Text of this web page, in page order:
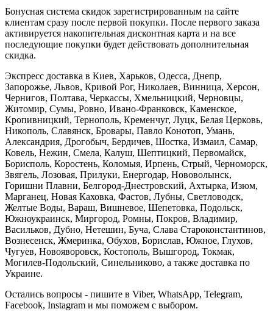
Бонусная система скидок зарегистрированным на сайте
клиентам сразу после первой покупки. После первого заказа
активируется накопительная дисконтная карта и на все
последующие покупки будет действовать дополнительная
скидка.
Экспресс доставка в Киев, Харьков, Одесса, Днепр,
Запорожье, Львов, Кривой Рог, Николаев, Винница, Херсон,
Чернигов, Полтава, Черкассы, Хмельницкий, Черновцы,
Житомир, Сумы, Ровно, Ивано-Франковск, Каменское,
Кропивницкий, Тернополь, Кременчуг, Луцк, Белая Церковь,
Никополь, Славянск, Бровары, Павло Конотоп, Умань,
Александрия, Дрогобыч, Бердичев, Шостка, Измаил, Самар,
Ковель, Нежин, Смела, Калуш, Шептицкий, Первомайск,
Борисполь, Коростень, Коломыя, Ирпень, Стрый, Черноморск,
Звягель, Лозовая, Прилуки, Енергодар, Нововолынск,
Горишни Плавни, Белгород-Днестровский, Ахтырка, Изюм,
Марганец, Новая Каховка, Фастов, Лубны, Светловодск,
Желтые Воды, Вараш, Вишневое, Шепетовка, Подольск,
Южноукраинск, Миргород, Ромны, Покров, Владимир,
Васильков, Дубно, Нетешин, Буча, Слава Староконстантинов,
Вознесенск, Жмеринка, Обухов, Борислав, Южное, Глухов,
Чугуев, Новояворовск, Костополь, Вышгород, Токмак,
Могилев-Подольский, Синельниково, а также доставка по
Украине.
Остались вопросы - пишите в Viber, WhatsApp, Telegram,
Facebook, Instagram и мы поможем с выбором.